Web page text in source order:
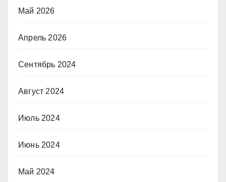
Май 2026
Апрель 2026
Сентябрь 2024
Август 2024
Июль 2024
Июнь 2024
Май 2024